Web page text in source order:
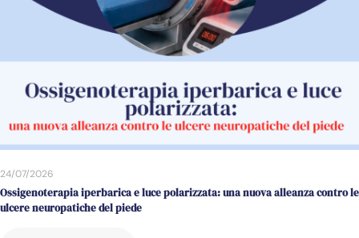
24/07/2026
Ossigenoterapia iperbarica e luce polarizzata: una nuova alleanza contro le
ulcere neuropatiche del piede